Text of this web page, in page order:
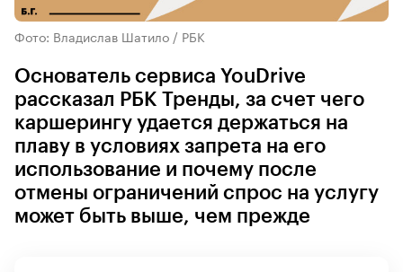
Фото: Владислав Шатило / РБК
Основатель сервиса YouDrive
рассказал РБК Тренды, за счет чего
каршерингу удается держаться на
плаву в условиях запрета на его
использование и почему после
отмены ограничений спрос на услугу
может быть выше, чем прежде